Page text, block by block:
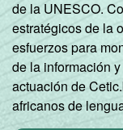
de la UNESCO.
estratégicos de la
esfuerzos para
de la información
actuación de
africanos de